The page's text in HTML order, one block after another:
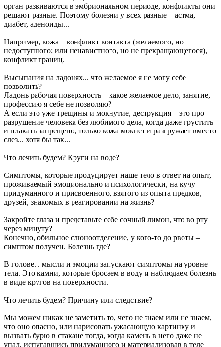
орган развиваются в эмбриональном периоде, конфликты они
решают разные. Поэтому болезни у всех разные – астма,
диабет, аденоиды...
Например, кожа – конфликт контакта (желаемого, но
недоступного; или ненавистного, но не прекращающегося),
конфликт границ.
Высыпания на ладонях... что желаемое я не могу себе
позволить?
Ладонь рабочая поверхность – какое желаемое дело, занятие,
профессию я себе не позволяю?
А если это уже трещины и мокнутие, деструкция – это про
разрушение человека без любимого дела, когда даже грустить
и плакать запрещено, только кожа мокнет и разгружает вместо
слез... хотя бы так...
Что лечить будем? Круги на воде?
Симптомы, которые продуцирует наше тело в ответ на опыт,
проживаемый эмоционально и психологически, на кучу
придуманного и присвоенного, взятого из опыта предков,
друзей, знакомых в реагировании на жизнь?
Закройте глаза и представьте себе сочный лимон, что во рту
через минуту?
Конечно, обильное слюноотделение, у кого-то до рвоты –
симптом получен. Болезнь где?
В голове... мысли и эмоции запускают симптомы на уровне
тела. Это камни, которые бросаем в воду и наблюдаем болезнь
в виде кругов на поверхности.
Что лечить будем? Причину или следствие?
Мы можем никак не заметить то, чего не знаем или не знаем,
что оно опасно, или нарисовать ужасающую картинку и
вызвать бурю в стакане тогда, когда камень в него даже не
упал, испугавшись придуманного и материализовав в теле